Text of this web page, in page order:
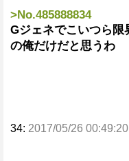
>No.485888834
Gジェネでこいつら限
の俺だけだと思うわ
34: 2017/05/26